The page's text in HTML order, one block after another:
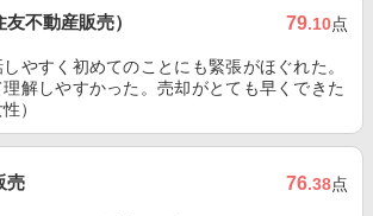
不動産販売） 79.10点
やすく初めてのことにも緊張がほぐれた。
解しやすかった。売却がとても早くできた
）
売 76.38点